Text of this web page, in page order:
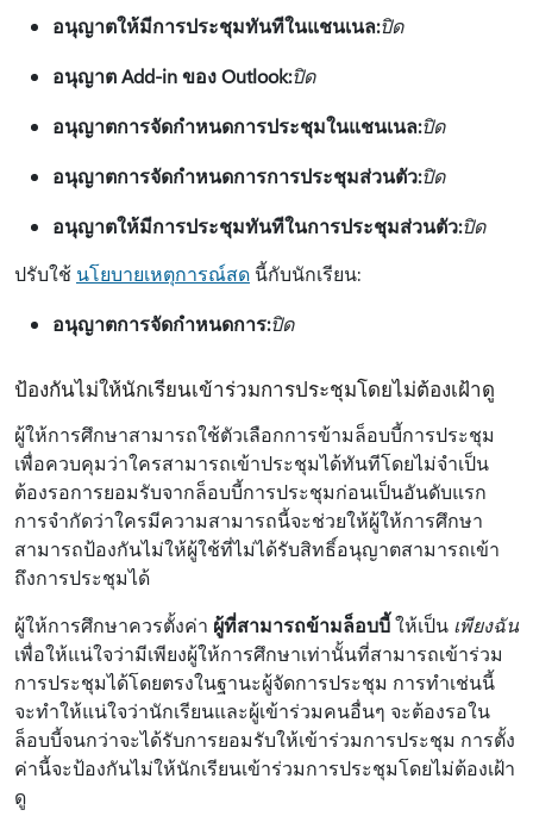
อนุญาตให้มีการประชุมทันทีในแชนเนล:ปิด
อนุญาต Add-in ของ Outlook:ปิด
อนุญาตการจัดกําหนดการประชุมในแชนเนล:ปิด
อนุญาตการจัดกําหนดการการประชุมส่วนตัว:ปิด
อนุญาตให้มีการประชุมทันทีในการประชุมส่วนตัว:ปิด
ปรับใช้ นโยบายเหตุการณ์สด นี้กับนักเรียน:
อนุญาตการจัดกําหนดการ:ปิด
ป้องกันไม่ให้นักเรียนเข้าร่วมการประชุมโดยไม่ต้องเฝ้าดู
ผู้ให้การศึกษาสามารถใช้ตัวเลือกการข้ามล็อบบี้การประชุม
เพื่อควบคุมว่าใครสามารถเข้าประชุมได้ทันทีโดยไม่จำเป็น
ต้องรอการยอมรับจากล็อบบี้การประชุมก่อนเป็นอันดับแรก
การจำกัดว่าใครมีความสามารถนี้จะช่วยให้ผู้ให้การศึกษา
สามารถป้องกันไม่ให้ผู้ใช้ที่ไม่ได้รับสิทธิ์อนุญาตสามารถเข้า
ถึงการประชุมได้
ผู้ให้การศึกษาควรตั้งค่า ผู้ที่สามารถข้ามล็อบบี้ให้เป็น เพียงฉัน
เพื่อให้แน่ใจว่ามีเพียงผู้ให้การศึกษาเท่านั้นที่สามารถเข้าร่วม
การประชุมได้โดยตรงในฐานะผู้จัดการประชุม การทําเช่นนี้
จะทําให้แน่ใจว่านักเรียนและผู้เข้าร่วมคนอื่นๆ จะต้องรอใน
ล็อบบี้จนกว่าจะได้รับการยอมรับให้เข้าร่วมการประชุม การตั้ง
ค่านี้จะป้องกันไม่ให้นักเรียนเข้าร่วมการประชุมโดยไม่ต้องเฝ้า
ดู